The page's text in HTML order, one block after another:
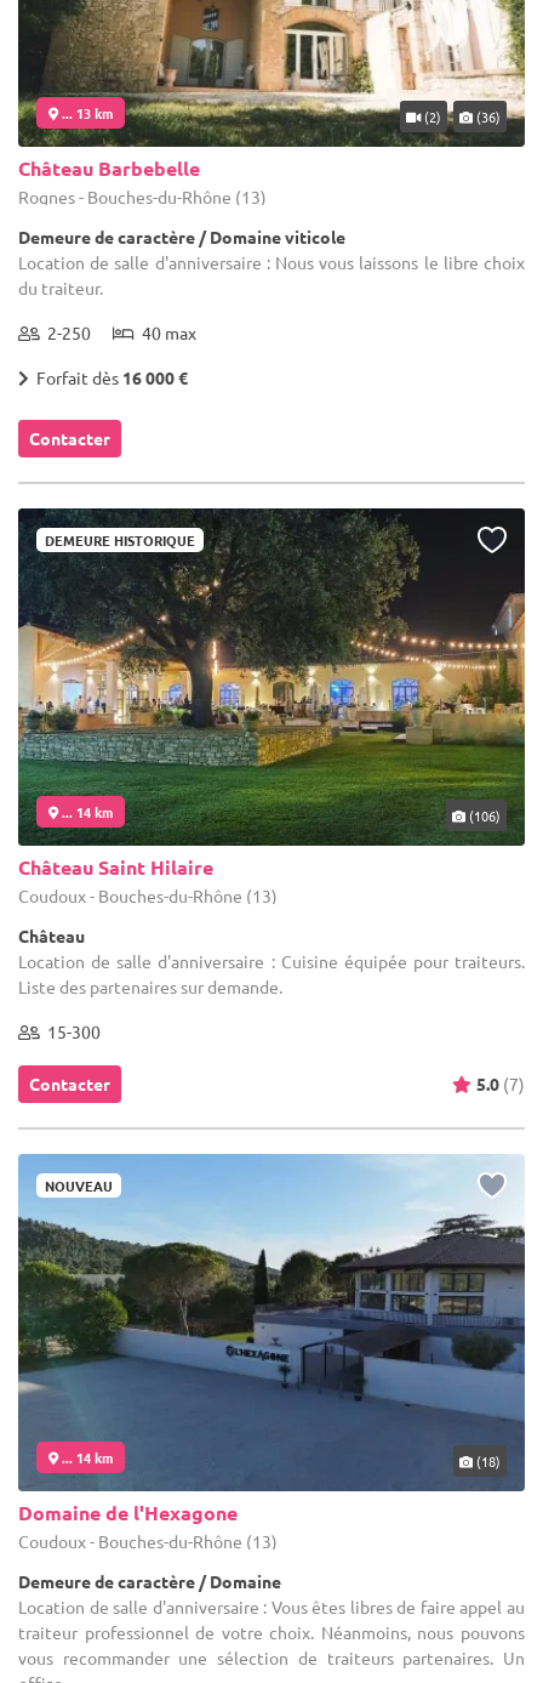
... 13 km (2) (36)
Château Barbebelle
Rognes - Bouches-du-Rhône (13)
Demeure de caractère / Domaine viticole
Location de salle d'anniversaire : Nous vous laissons le libre choix
du traiteur.
2-250 40 max
Forfait dès 16 000 €
Contacter
DEMEURE HISTORIQUE
... 14 km (106)
Château Saint Hilaire
Coudoux - Bouches-du-Rhône (13)
Château
Location de salle d'anniversaire : Cuisine équipée pour traiteurs.
Liste des partenaires sur demande.
15-300
Contacter 5.0 (7)
NOUVEAU
... 14 km (18)
Domaine de l'Hexagone
Coudoux - Bouches-du-Rhône (13)
Demeure de caractère / Domaine
Location de salle d'anniversaire : Vous êtes libres de faire appel au
traiteur professionnel de votre choix. Néanmoins, nous pouvons
vous recommander une sélection de traiteurs partenaires. Un